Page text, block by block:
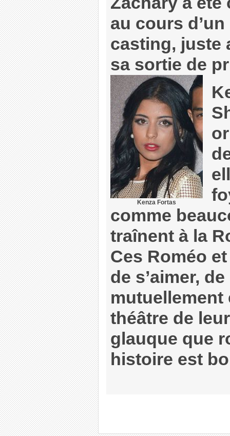
au cours d’un
casting, juste
sa sortie de
Kenza Fortas
comme
traînent à la
Ces Roméo
de s’aimer,
mutuellement
théâtre de
glauque que
histoire est